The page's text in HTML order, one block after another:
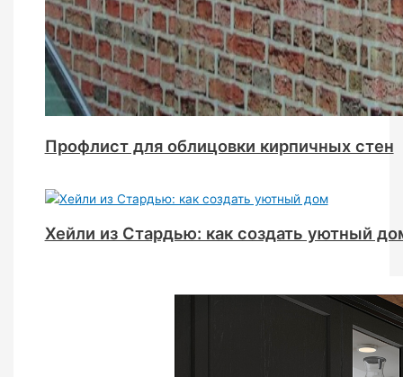
Профлист для облицовки кирпичных стен
Хейли из Стардью: как создать уютный